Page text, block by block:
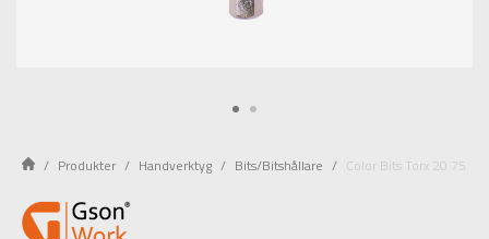
Produkter Handverktyg Bits/Bitshållare Color Bits Torx 20 75